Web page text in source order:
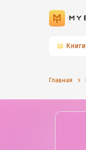
📖 Книги
Главная